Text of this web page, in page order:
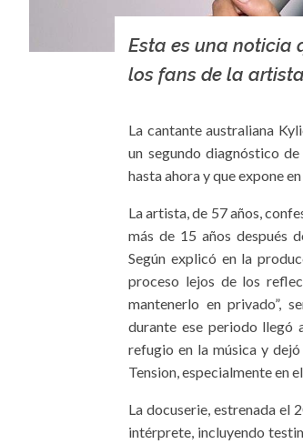
Esta es una noticia
los fans de la
La cantante australiana
un segundo diagnóstico
hasta ahora y que expone
La artista, de 57 años,
más de 15 años después
Según explicó en la
proceso lejos de los
mantenerlo en privado”,
durante ese periodo llegó
refugio en la música y
Tension, especialmente en
La docuserie, estrenada el
intérprete, incluyendo